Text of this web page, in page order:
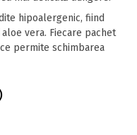
hipoalergenic, fiind
vera. Fiecare pachet
permite schimbarea